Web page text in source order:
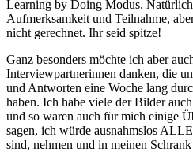
Learning by Doing Modus.
Aufmerksamkeit und Teilnahme,
nicht gerechnet. Ihr seid spitze!
Ganz besonders möchte ich aber
Interviewpartnerinnen danken, die
und Antworten eine Woche lang
haben. Ich habe viele der Bilder
und so waren auch für mich einige
sagen, ich würde ausnahmslos
sind, nehmen und in meinen